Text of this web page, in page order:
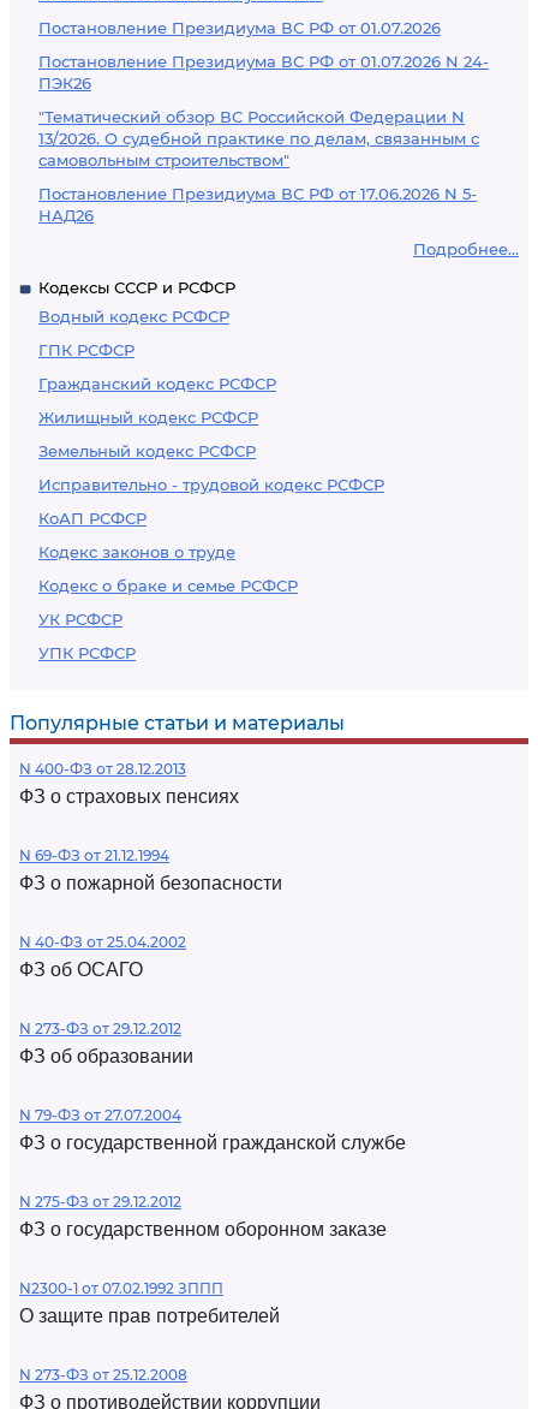
Постановление Президиума ВС РФ от 01.07.2026
Постановление Президиума ВС РФ от 01.07.2026 N 24-
ПЭК26
"Тематический обзор ВС Российской Федерации N
13/2026. О судебной практике по делам, связанным с
самовольным строительством"
Постановление Президиума ВС РФ от 17.06.2026 N 5-
НАД26
Подробнее...
Кодексы СССР и РСФСР
Водный кодекс РСФСР
ГПК РСФСР
Гражданский кодекс РСФСР
Жилищный кодекс РСФСР
Земельный кодекс РСФСР
Исправительно - трудовой кодекс РСФСР
КоАП РСФСР
Кодекс законов о труде
Кодекс о браке и семье РСФСР
УК РСФСР
УПК РСФСР
Популярные статьи и материалы
N 400-ФЗ от 28.12.2013
ФЗ о страховых пенсиях
N 69-ФЗ от 21.12.1994
ФЗ о пожарной безопасности
N 40-ФЗ от 25.04.2002
ФЗ об ОСАГО
N 273-ФЗ от 29.12.2012
ФЗ об образовании
N 79-ФЗ от 27.07.2004
ФЗ о государственной гражданской службе
N 275-ФЗ от 29.12.2012
ФЗ о государственном оборонном заказе
N2300-1 от 07.02.1992 ЗППП
О защите прав потребителей
N 273-ФЗ от 25.12.2008
ФЗ о противодействии коррупции